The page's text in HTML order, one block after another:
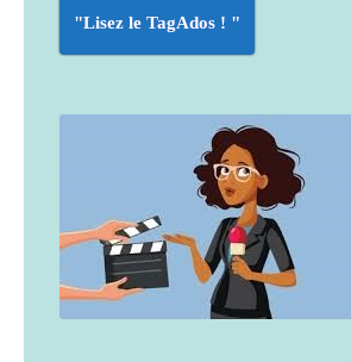
"Lisez le TagAdos ! "